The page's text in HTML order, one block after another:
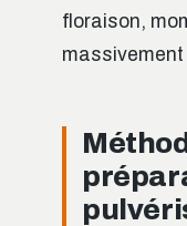
floraison,